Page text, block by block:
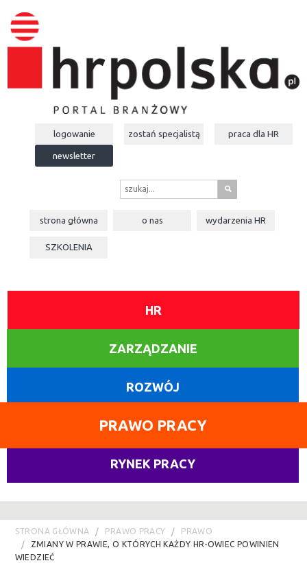
logowanie zostań specjalistą praca dla HR
newsletter
s
strona główna o nas wydarzeniaHR
SZKOLENIA
HR
ZARZĄDZANIE
ROZWÓJ
PRAWO PRACY
RYNEK PRACY
STRONA GŁÓWNA PRAWO PRACY
PRAWO
ZMIANY W PRAWIE, O KTÓRYCH KAŻDY HR-OWIEC POWINIEN
WIEDZIEĆ